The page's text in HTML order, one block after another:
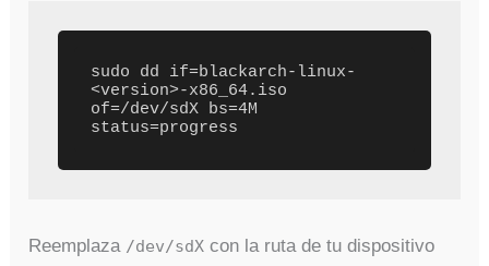
sudo dd if=blackarch-linux-
<version>-x86_64.iso
of=/dev/sdX bs=4M
Reemplaza /dev/sdX con la ruta de tu dispositivo